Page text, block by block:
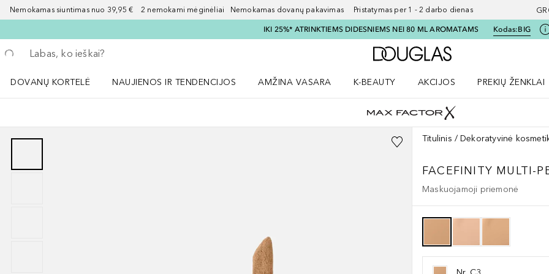
Nemokamas siuntimas nuo 39,95 € 2 nemokami mėginėliai Nemokamas dovanų pakavimas Pristatymas per 1 - 2 darbo dienas
IKI 25%* ATRINKTIEMS DIDESNIEMS NEI 80 ML AROMATAMS Kodas:BIG
Grįžk atgal
Vykdykite paiešką
Į Douglas pagrindinį
DOVANŲ KORTELĖ
NAUJIENOS IR TENDENCIJOS
AMŽINA VASARA
K-BEAUTY
AKCIJOS
PREKIŲ ŽENKLAI
Titulinis Dekoratyvinė
FACEFINITY MULTI-
Maskuojamoji priemonė